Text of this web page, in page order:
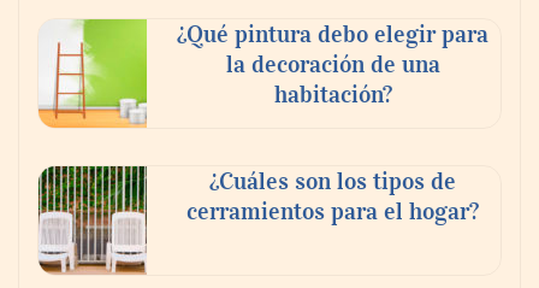
¿Qué pintura debo elegir para
la decoración de una
habitación?
¿Cuáles son los tipos de
cerramientos para el hogar?